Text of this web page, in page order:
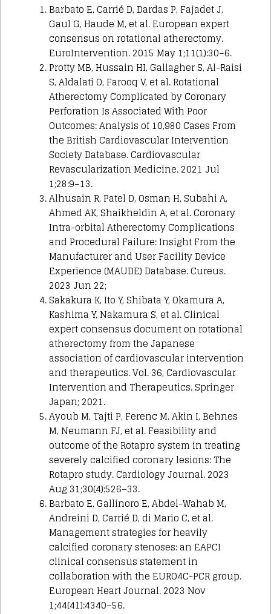
Barbato E, Carrié D, Dardas P, Fajadet J,
Gaul G, Haude M, et al. European expert
consensus on rotational atherectomy.
EuroIntervention. 2015 May 1;11(1):30–6.
Protty MB, Hussain HI, Gallagher S, Al-Raisi
S, Aldalati O, Farooq V, et al. Rotational
Atherectomy Complicated by Coronary
Perforation Is Associated With Poor
Outcomes: Analysis of 10,980 Cases From
the British Cardiovascular Intervention
Society Database. Cardiovascular
Revascularization Medicine. 2021 Jul
1;28:9–13.
Alhusain R, Patel D, Osman H, Subahi A,
Ahmed AK, Shaikheldin A, et al. Coronary
Intra-orbital Atherectomy Complications
and Procedural Failure: Insight From the
Manufacturer and User Facility Device
Experience (MAUDE) Database. Cureus.
2023 Jun 22;
Sakakura K, Ito Y, Shibata Y, Okamura A,
Kashima Y, Nakamura S, et al. Clinical
expert consensus document on rotational
atherectomy from the Japanese
association of cardiovascular intervention
and therapeutics. Vol. 36, Cardiovascular
Intervention and Therapeutics. Springer
Japan; 2021.
Ayoub M, Tajti P, Ferenc M, Akin I, Behnes
M, Neumann FJ, et al. Feasibility and
outcome of the Rotapro system in treating
severely calcified coronary lesions: The
Rotapro study. Cardiology Journal. 2023
Aug 31;30(4):526–33.
Barbato E, Gallinoro E, Abdel-Wahab M,
Andreini D, Carrié D, di Mario C, et al.
Management strategies for heavily
calcified coronary stenoses: an EAPCI
clinical consensus statement in
collaboration with the EURO4C-PCR group.
European Heart Journal. 2023 Nov
1;44(41):4340–56.